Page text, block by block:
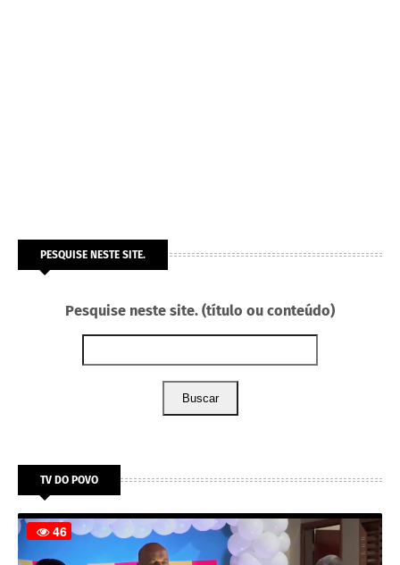
PESQUISE NESTE SITE.
Pesquise neste site. (título ou conteúdo)
Buscar
TV DO POVO